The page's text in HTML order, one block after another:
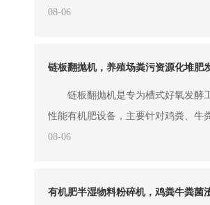
秸秆混合料、菌渣、沼渣等原料的集
而这款设备可通过铲车直接批量投料
动填料，大容量仓体能够储存足量物
缓存储备，解决人工投料效率低、投
08-06
链板翻抛机，养殖场粪污资源化堆肥
链板翻抛机是专为槽式好氧发酵
性能有机肥设备，主要针对鸡粪、牛
粪等各类畜禽粪污，搭配秸秆、锯末
上的深发酵槽作业，打破浅层发酵的
08-06
有机肥半湿物料粉碎机，鸡粪牛粪菌